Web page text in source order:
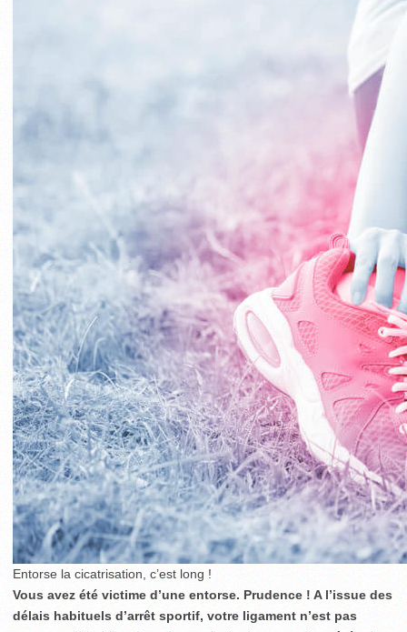
Entorse la cicatrisation, c’est long !
Vous avez été victime d’une entorse. Prudence ! A l’issue des
délais habituels d’arrêt sportif, votre ligament n’est pas